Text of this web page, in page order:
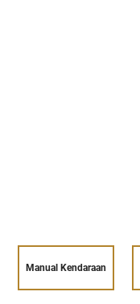
Manual Kendaraan